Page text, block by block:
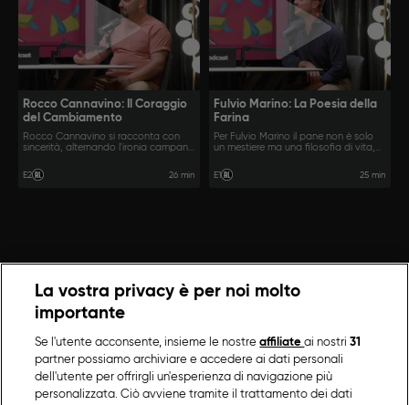
Rocco Cannavino: Il Coraggio
del Cambiamento
Rocco Cannavino si racconta con
sincerità, alternando l'ironia campana
E2 26 min
Fulvio Marino: La Poesia della
Farina
Per Fulvio Marino il pane non è solo
un mestiere ma una filosofia di vita,
passione che sa di autentico.
E1 25 min
La vostra privacy è per noi molto
importante
Se l'utente acconsente, insieme le nostreaffiliateai nostri31
partner possiamo archiviare e accedere ai dati personali
dell'utente per offrirgli un'esperienza di navigazione più
personalizzata. Ciò avviene tramite il trattamento dei dati